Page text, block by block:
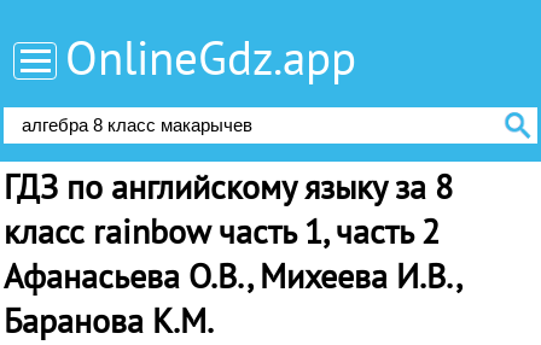
OnlineGdz.app
ГДЗ по английскому языку за 8
класс rainbow часть 1, часть 2
Афанасьева О.В., Михеева И.В.,
Баранова К.М.